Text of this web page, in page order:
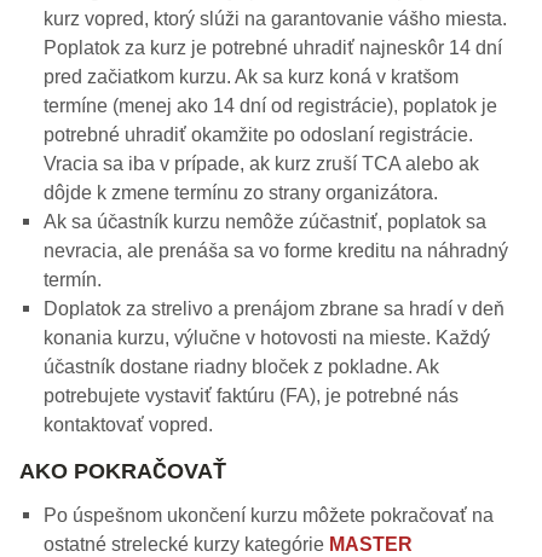
kurz vopred, ktorý slúži na garantovanie vášho miesta.
Poplatok za kurz je potrebné uhradiť najneskôr 14 dní
pred začiatkom kurzu. Ak sa kurz koná v kratšom
termíne (menej ako 14 dní od registrácie), poplatok je
potrebné uhradiť okamžite po odoslaní registrácie.
Vracia sa iba v prípade, ak kurz zruší TCA alebo ak
dôjde k zmene termínu zo strany organizátora.
Ak sa účastník kurzu nemôže zúčastniť, poplatok sa
nevracia, ale prenáša sa vo forme kreditu na náhradný
termín.
Doplatok za strelivo a prenájom zbrane sa hradí v deň
konania kurzu, výlučne v hotovosti na mieste. Každý
účastník dostane riadny bloček z pokladne. Ak
potrebujete vystaviť faktúru (FA), je potrebné nás
kontaktovať vopred.
AKO POKRAČOVAŤ
Po úspešnom ukončení kurzu môžete pokračovať na
ostatné strelecké kurzy kategórie MASTER